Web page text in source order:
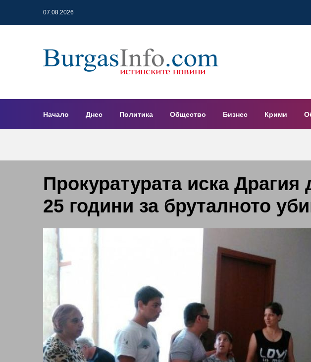
07.08.2026
Начало Днес Политика Общество Бизнес Крими
Прокуратурата иска Драгия
25 години за бруталното